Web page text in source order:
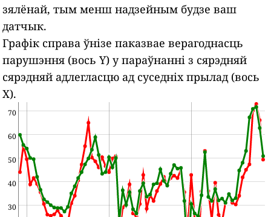
зялёнай, тым менш надзейным будзе ваш
датчык.
Графік справа ўнізе паказвае верагоднасць
парушэння (вось Y) у параўнанні з сярэдняй
сярэдняй адлегласцю ад суседніх прылад (вось
X).
30
40
50
60
70